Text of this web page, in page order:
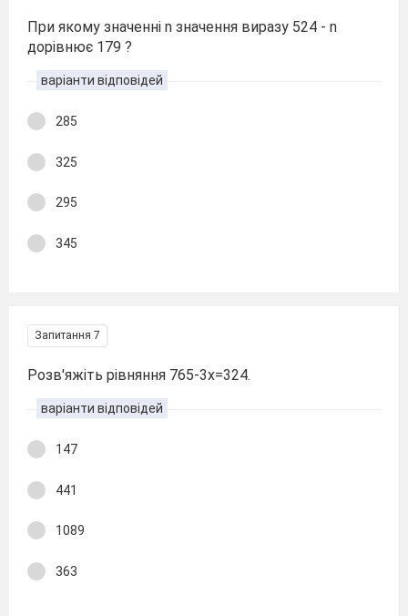
При якому значенні n значення виразу 524 - n
дорівнює 179 ?
варіанти відповідей
285
325
295
345
Запитання 7
Розв'яжіть рівняння 765-3х=324.
варіанти відповідей
147
441
1089
363